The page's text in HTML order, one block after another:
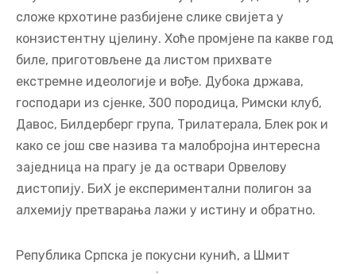
и тешко је разазнати шта је лаж, а шта истина.
Засути навалом противрјечних информација које
сустижу једна другу, људи су дезоријентисани,
смушени и обезглављени јер не могу да саберу и
сложе крхотине разбијене слике свијета у
конзистентну цјелину. Хоће промјене па какве год
биле, приготовљене да листом прихвате
екстремне идеологије и вође. Дубока држава,
господари из сјенке, 300 породица, Римски клуб,
Давос, Билдерберг група, Трилатерала, Блек рок и
како се још све назива та малобројна интересна
дистопију. БиХ је експериментални полигон за